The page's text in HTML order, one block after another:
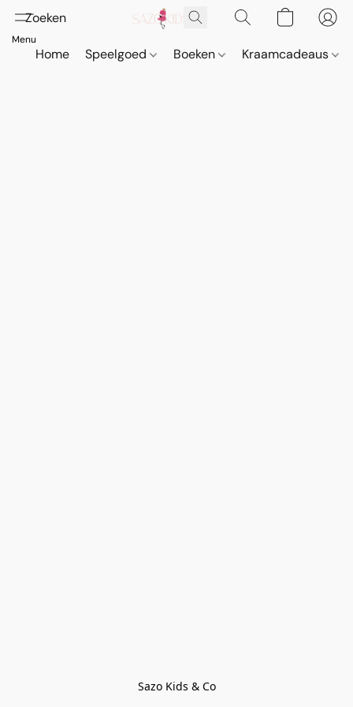
Home Speelgoed Boeken Kraamcadeaus
Sazo Kids & Co